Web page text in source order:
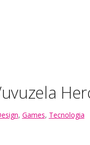
, Games, Tecnologia